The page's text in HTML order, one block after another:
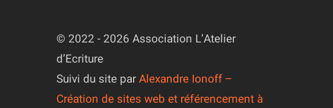
© 2022 - 2026 Association L’Atelier
d’Ecriture
Suivi du site parAlexandre Ionoff –
Création de sites web et référencement à